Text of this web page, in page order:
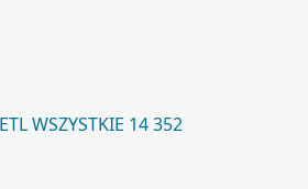
WSZYSTKIE 14 352